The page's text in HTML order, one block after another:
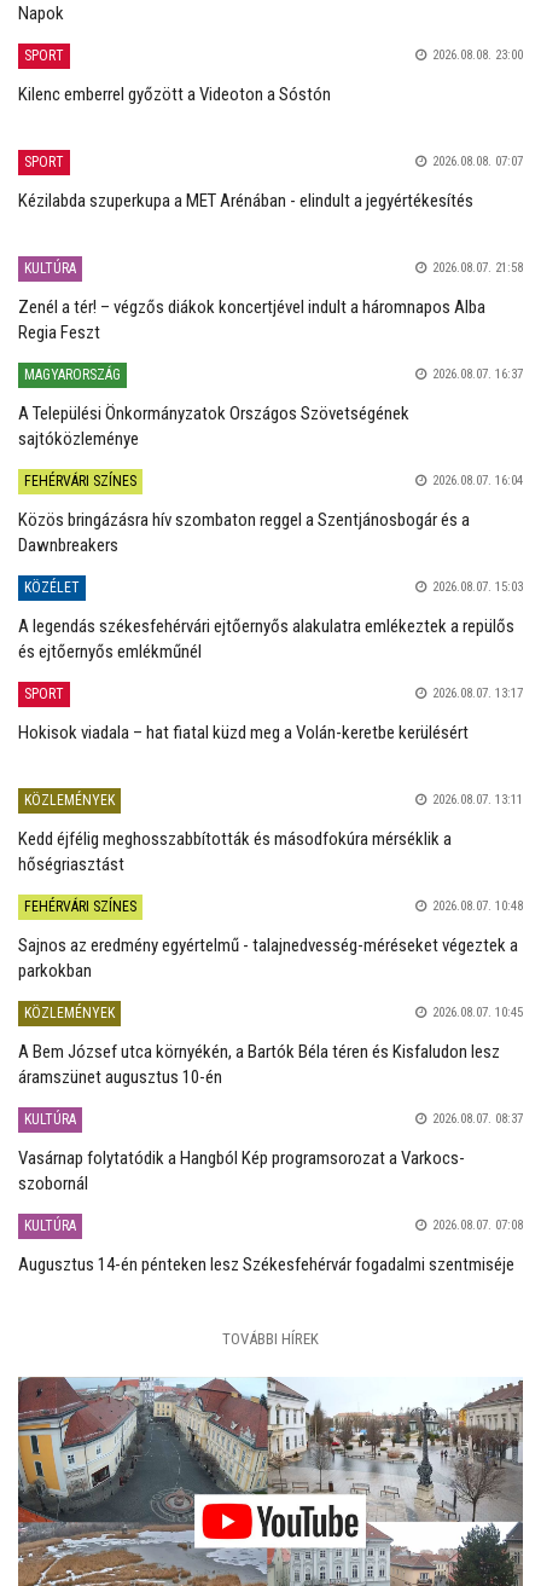
Napok
SPORT 2026.08.08. 23:00
Kilenc emberrel győzött a Videoton a Sóstón
SPORT 2026.08.08. 07:07
Kézilabda szuperkupa a MET Arénában - elindult a jegyértékesítés
KULTÚRA 2026.08.07. 21:58
Zenél a tér! – végzős diákok koncertjével indult a háromnapos Alba
Regia Feszt
MAGYARORSZÁG 2026.08.07. 16:37
A Települési Önkormányzatok Országos Szövetségének
sajtóközleménye
FEHÉRVÁRI SZÍNES 2026.08.07. 16:04
Közös bringázásra hív szombaton reggel a Szentjánosbogár és a
Dawnbreakers
KÖZÉLET 2026.08.07. 15:03
A legendás székesfehérvári ejtőernyős alakulatra emlékeztek a repülős
és ejtőernyős emlékműnél
SPORT 2026.08.07. 13:17
Hokisok viadala – hat fiatal küzd meg a Volán-keretbe kerülésért
KÖZLEMÉNYEK 2026.08.07. 13:11
Kedd éjfélig meghosszabbították és másodfokúra mérséklik a
hőségriasztást
FEHÉRVÁRI SZÍNES 2026.08.07. 10:48
Sajnos az eredmény egyértelmű - talajnedvesség-méréseket végeztek a
parkokban
KÖZLEMÉNYEK 2026.08.07. 10:45
A Bem József utca környékén, a Bartók Béla téren és Kisfaludon lesz
áramszünet augusztus 10-én
KULTÚRA 2026.08.07. 08:37
Vasárnap folytatódik a Hangból Kép programsorozat a Varkocs-
szobornál
KULTÚRA 2026.08.07. 07:08
Augusztus 14-én pénteken lesz Székesfehérvár fogadalmi szentmiséje
TOVÁBBI HÍREK